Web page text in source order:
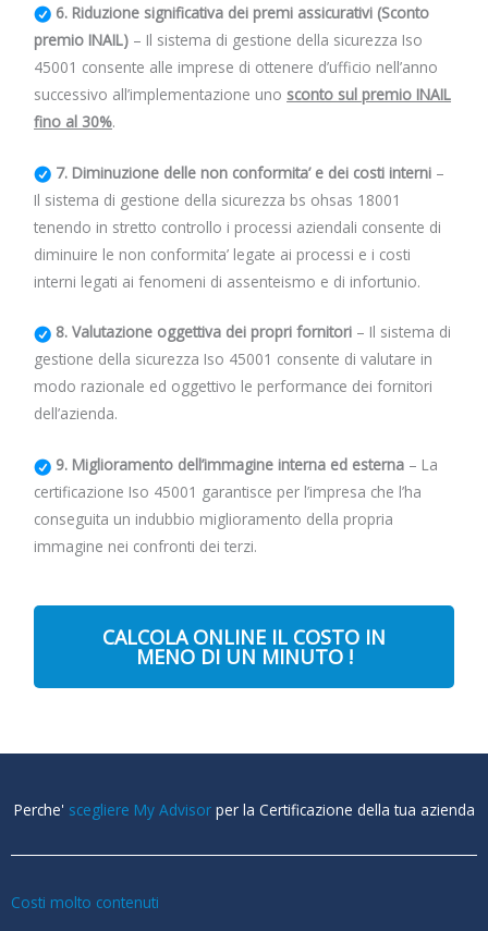
6. Riduzione significativa dei premi assicurativi (Sconto
premio INAIL) – Il sistema di gestione della sicurezza Iso
45001 consente alle imprese di ottenere d’ufficio nell’anno
successivo all’implementazione uno sconto sul premio INAIL
fino al 30%.
7. Diminuzione delle non conformita’ e dei costi interni –
Il sistema di gestione della sicurezza bs ohsas 18001
tenendo in stretto controllo i processi aziendali consente di
diminuire le non conformita’ legate ai processi e i costi
interni legati ai fenomeni di assenteismo e di infortunio.
8. Valutazione oggettiva dei propri fornitori – Il sistema di
gestione della sicurezza Iso 45001 consente di valutare in
modo razionale ed oggettivo le performance dei fornitori
dell’azienda.
9. Miglioramento dell’immagine interna ed esterna – La
certificazione Iso 45001 garantisce per l’impresa che l’ha
conseguita un indubbio miglioramento della propria
immagine nei confronti dei terzi.
CALCOLA ONLINE IL COSTO IN
MENO DI UN MINUTO !
Perche' scegliere My Advisorper la Certificazione della tua azienda
Costi molto contenuti